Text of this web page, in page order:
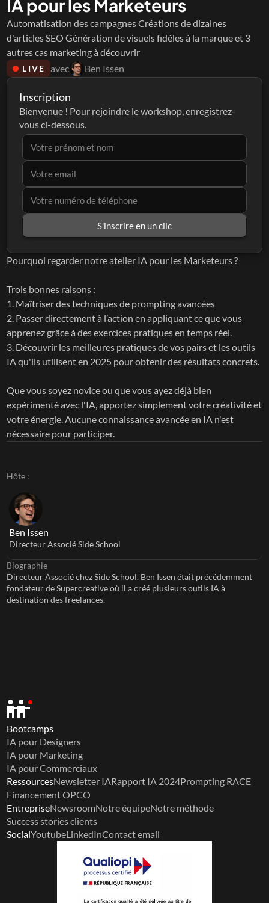
IA pour les Marketeurs
Automatisation des campagnes Créations de dizaines
d'articles SEO Génération de visuels fidèles à la marque et 3
autres cas marketing à découvrir
LIVE avec Ben Issen
Inscription
Bienvenue ! Pour rejoindre le workshop, enregistrez-
vous ci-dessous.
S'inscrire en un clic
Pourquoi regarder notre atelier IA pour les Marketeurs ?
Trois bonnes raisons :
1. Maîtriser des techniques de prompting avancées
2. Passer directement à l’action en appliquant ce que vous
apprenez grâce à des exercices pratiques en temps réel.
3. Découvrir les meilleures pratiques de vos pairs et les outils
IA qu'ils utilisent en 2025 pour obtenir des résultats concrets.
Que vous soyez novice ou que vous ayez déjà bien
expérimenté avec l'IA, apportez simplement votre créativité et
votre énergie. Aucune connaissance avancée en IA n'est
nécessaire pour participer.
Hôte :
Ben Issen
Directeur Associé Side School
Biographie
Directeur Associé chez Side School. Ben Issen était précédemment
fondateur de Supercreative où il a créé plusieurs outils IA à
destination des freelances.
Bootcamps
IA pour Designers
IA pour Marketing
IA pour Commerciaux
RessourcesNewsletter IARapport IA 2024Prompting RACE
Financement OPCO
EntrepriseNewsroomNotre équipeNotre méthode
Success stories clients
SocialYoutubeLinkedInContact email